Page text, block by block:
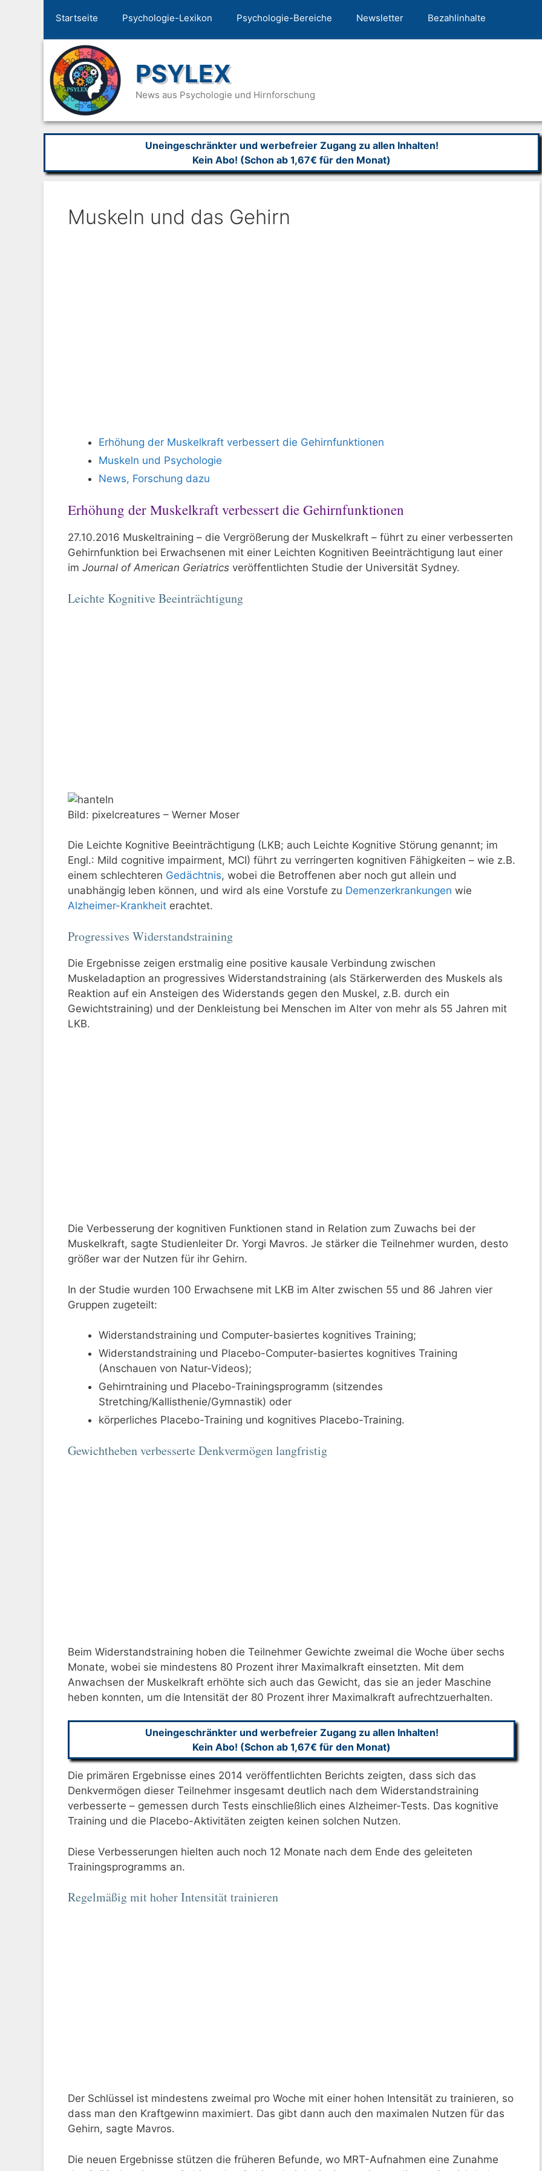
Startseite Psychologie-Lexikon Psychologie-Bereiche Newsletter Bezahlinhalte
PSYLEX
News aus Psychologie und Hirnforschung
Uneingeschränkter und werbefreier Zugang zu allen Inhalten!
Kein Abo! (Schon ab 1,67€ für den Monat)
Muskeln und das Gehirn
Erhöhung der Muskelkraft verbessert die Gehirnfunktionen
Muskeln und Psychologie
News, Forschung dazu
Erhöhung der Muskelkraft verbessert die Gehirnfunktionen
27.10.2016 Muskeltraining – die Vergrößerung der Muskelkraft – führt zu einer verbesserten
Gehirnfunktion bei Erwachsenen mit einer Leichten Kognitiven Beeinträchtigung laut einer
im Journal of American Geriatrics veröffentlichten Studie der Universität Sydney.
Leichte Kognitive Beeinträchtigung
Bild: pixelcreatures – Werner Moser
Die Leichte Kognitive Beeinträchtigung (LKB; auch Leichte Kognitive Störung genannt; im
Engl.: Mild cognitive impairment, MCI) führt zu verringerten kognitiven Fähigkeiten – wie z.B.
einem schlechteren Gedächtnis, wobei die Betroffenen aber noch gut allein und
unabhängig leben können, und wird als eine Vorstufe zu Demenzerkrankungen wie
Alzheimer-Krankheit erachtet.
Progressives Widerstandstraining
Die Ergebnisse zeigen erstmalig eine positive kausale Verbindung zwischen
Muskeladaption an progressives Widerstandstraining (als Stärkerwerden des Muskels als
Reaktion auf ein Ansteigen des Widerstands gegen den Muskel, z.B. durch ein
Gewichtstraining) und der Denkleistung bei Menschen im Alter von mehr als 55 Jahren mit
LKB.
Die Verbesserung der kognitiven Funktionen stand in Relation zum Zuwachs bei der
Muskelkraft, sagte Studienleiter Dr. Yorgi Mavros. Je stärker die Teilnehmer wurden, desto
größer war der Nutzen für ihr Gehirn.
In der Studie wurden 100 Erwachsene mit LKB im Alter zwischen 55 und 86 Jahren vier
Gruppen zugeteilt:
Widerstandstraining und Computer-basiertes kognitives Training;
Widerstandstraining und Placebo-Computer-basiertes kognitives Training
(Anschauen von Natur-Videos);
Gehirntraining und Placebo-Trainingsprogramm (sitzendes
Stretching/Kallisthenie/Gymnastik) oder
körperliches Placebo-Training und kognitives Placebo-Training.
Gewichtheben verbesserte Denkvermögen langfristig
Beim Widerstandstraining hoben die Teilnehmer Gewichte zweimal die Woche über sechs
Monate, wobei sie mindestens 80 Prozent ihrer Maximalkraft einsetzten. Mit dem
Anwachsen der Muskelkraft erhöhte sich auch das Gewicht, das sie an jeder Maschine
heben konnten, um die Intensität der 80 Prozent ihrer Maximalkraft aufrechtzuerhalten.
Uneingeschränkter und werbefreier Zugang zu allen Inhalten!
Kein Abo! (Schon ab 1,67€ für den Monat)
Die primären Ergebnisse eines 2014 veröffentlichten Berichts zeigten, dass sich das
Denkvermögen dieser Teilnehmer insgesamt deutlich nach dem Widerstandstraining
verbesserte – gemessen durch Tests einschließlich eines Alzheimer-Tests. Das kognitive
Training und die Placebo-Aktivitäten zeigten keinen solchen Nutzen.
Diese Verbesserungen hielten auch noch 12 Monate nach dem Ende des geleiteten
Trainingsprogramms an.
Regelmäßig mit hoher Intensität trainieren
Der Schlüssel ist mindestens zweimal pro Woche mit einer hohen Intensität zu trainieren, so
dass man den Kraftgewinn maximiert. Das gibt dann auch den maximalen Nutzen für das
Gehirn, sagte Mavros.
Die neuen Ergebnisse stützen die früheren Befunde, wo MRT-Aufnahmen eine Zunahme